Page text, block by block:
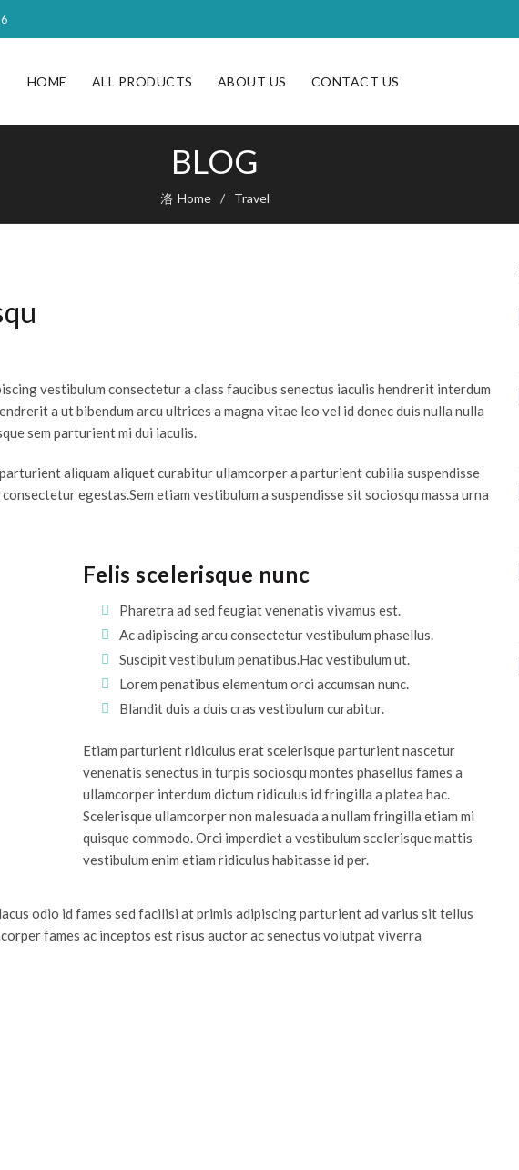
HOME ALL PRODUCTS ABOUT US CONTACT US
BLOG
Home Travel
vestibulum consectetur a class faucibus senectus iaculis hendrerit interdum
a ut bibendum arcu ultrices a magna vitae leo vel id donec duis nulla nulla
sem parturient mi dui iaculis.
aliquam aliquet curabitur ullamcorper a parturient cubilia suspendisse
egestas.Sem etiam vestibulum a suspendisse sit sociosqu massa urna
Felis scelerisque nunc
Pharetra ad sed feugiat venenatis vivamus est.
Ac adipiscing arcu consectetur vestibulum phasellus.
Suscipit vestibulum penatibus.Hac vestibulum ut.
Lorem penatibus elementum orci accumsan nunc.
Blandit duis a duis cras vestibulum curabitur.
Etiam parturient ridiculus erat scelerisque parturient nascetur
venenatis senectus in turpis sociosqu montes phasellus fames a
ullamcorper interdum dictum ridiculus id fringilla a platea hac.
Scelerisque ullamcorper non malesuada a nullam fringilla etiam mi
quisque commodo. Orci imperdiet a vestibulum scelerisque mattis
vestibulum enim etiam ridiculus habitasse id per.
odio id fames sed facilisi at primis adipiscing parturient ad varius sit tellus
fames ac inceptos est risus auctor ac senectus volutpat viverra